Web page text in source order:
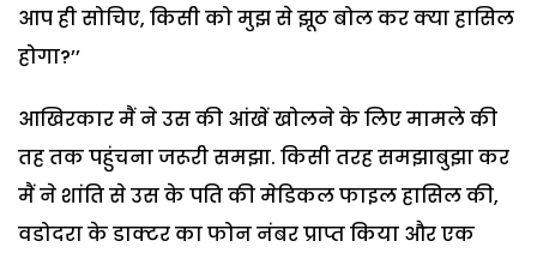
आप ही सोचिए, किसी को मुझ से झूठ बोल कर क्या हासिल
होगा?’’
आखिरकार मैं ने उस की आंखें खोलने के लिए मामले की
तह तक पहुंचना जरूरी समझा. किसी तरह समझाबुझा कर
मैं ने शांति से उस के पति की मेडिकल फाइल हासिल की,
वडोदरा के डाक्टर का फोन नंबर प्राप्त किया और एक